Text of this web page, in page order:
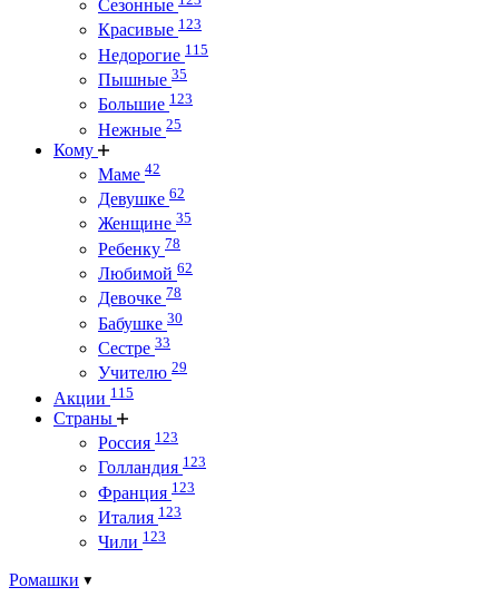
Сезонные
Красивые 123
Недорогие 115
Пышные 35
Большие 123
Нежные 25
Кому
Маме 42
Девушке 62
Женщине 35
Ребенку 78
Любимой 62
Девочке 78
Бабушке 30
Сестре 33
Учителю 29
Акции 115
Страны
Россия 123
Голландия 123
Франция 123
Италия 123
Чили 123
Ромашки